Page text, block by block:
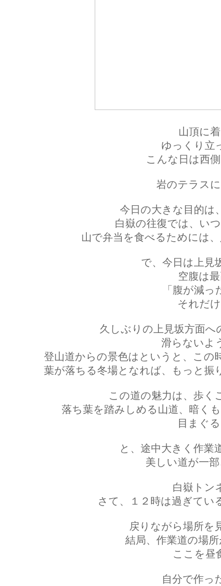
山頂に
ゆっくり立
こんな日は西
岩のテラス
今日の大きな目的は
白嶽の往復では、い
山で弁当を食べるためには
で、今日は上見
空腹は
「腹が減
それだ
久しぶりの上見坂方面へ
滑らないよ
登山道からの景色はというと、この
葉が落ちる冬場となれば、もっと振
この道の魅力は、歩く
落ち葉を踏みしめる山道、暗く
目まぐ
と、途中大きく作業
美しい道が一
白嶽トン
さて、１２時は過ぎてい
戻りながら場所を
結局、作業道の場
ここを昼
自分で作っ